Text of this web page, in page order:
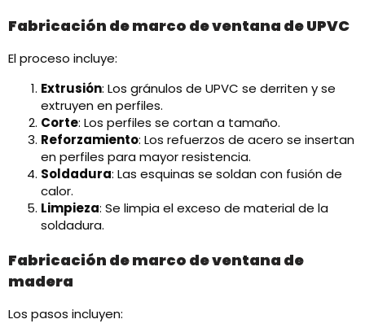
Fabricación de marco de ventana de UPVC
El proceso incluye:​
Extrusión: Los gránulos de UPVC se derriten y se
extruyen en perfiles.
Corte: Los perfiles se cortan a tamaño.
Reforzamiento: Los refuerzos de acero se insertan
en perfiles para mayor resistencia.
Soldadura: Las esquinas se soldan con fusión de
calor.
Limpieza: Se limpia el exceso de material de la
soldadura.
Fabricación de marco de ventana de
madera
Los pasos incluyen:​